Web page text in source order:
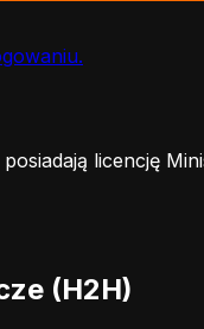
licencję
(H2H)